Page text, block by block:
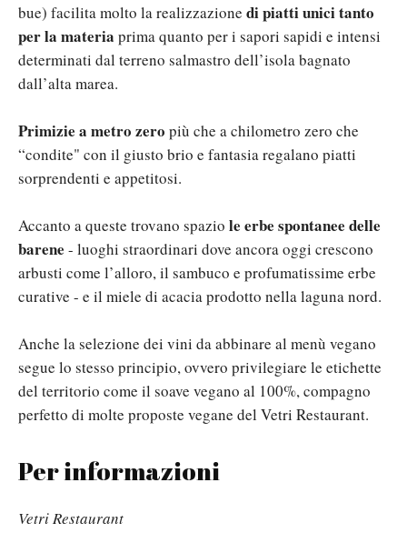
bue) facilita molto la realizzazione di piatti unici tanto
per la materia prima quanto per i sapori sapidi e intensi
determinati dal terreno salmastro dell’isola bagnato
dall’alta marea.
Primizie a metro zero più che a chilometro zero che
“condite" con il giusto brio e fantasia regalano piatti
sorprendenti e appetitosi.
Accanto a queste trovano spazio le erbe spontanee delle
barene - luoghi straordinari dove ancora oggi crescono
arbusti come l’alloro, il sambuco e profumatissime erbe
curative - e il miele di acacia prodotto nella laguna nord.
Anche la selezione dei vini da abbinare al menù vegano
segue lo stesso principio, ovvero privilegiare le etichette
del territorio come il soave vegano al 100%, compagno
perfetto di molte proposte vegane del Vetri Restaurant.
Per informazioni
Vetri Restaurant